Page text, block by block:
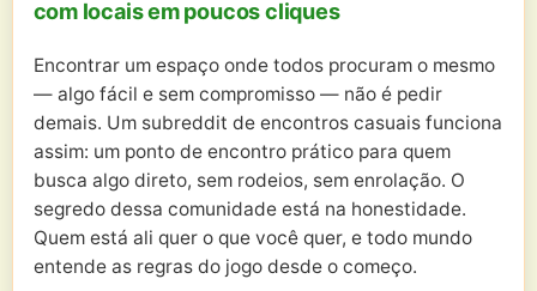
com locais em poucos cliques
Encontrar um espaço onde todos procuram o mesmo
— algo fácil e sem compromisso — não é pedir
demais. Um subreddit de encontros casuais funciona
assim: um ponto de encontro prático para quem
busca algo direto, sem rodeios, sem enrolação. O
segredo dessa comunidade está na honestidade.
Quem está ali quer o que você quer, e todo mundo
entende as regras do jogo desde o começo.